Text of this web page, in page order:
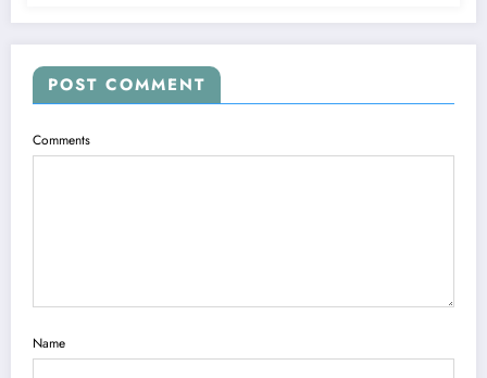
POST COMMENT
Comments
Name